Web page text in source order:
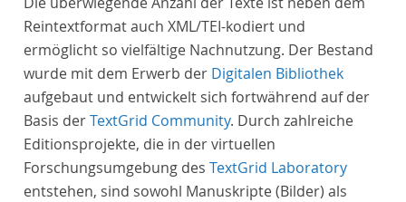
Reintextformat auch XML/TEI-kodiert und
ermöglicht so vielfältige Nachnutzung. Der Bestand
wurde mit dem Erwerb der Digitalen Bibliothek
aufgebaut und entwickelt sich fortwährend auf der
Basis derTextGrid Community. Durch zahlreiche
Editionsprojekte, die in der virtuellen
Forschungsumgebung des TextGrid Laboratory
entstehen, sind sowohl Manuskripte (Bilder) als